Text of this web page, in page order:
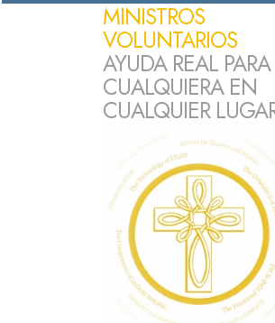
MINISTROS
VOLUNTARIOS
AYUDA REAL PARA
CUALQUIERA EN
CUALQUIER